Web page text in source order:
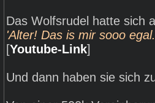
Das Wolfsrudel hatte sich
'Alter! Das is mir sooo
[Youtube-Link]
Und dann haben sie sich